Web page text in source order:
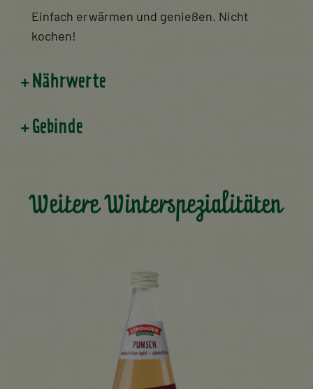
Einfach erwärmen und genießen. Nicht
kochen!
Nährwerte
Gebinde
Weitere Winterspezialitäten